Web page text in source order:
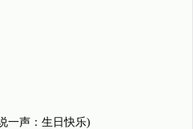
一声：生日快乐)